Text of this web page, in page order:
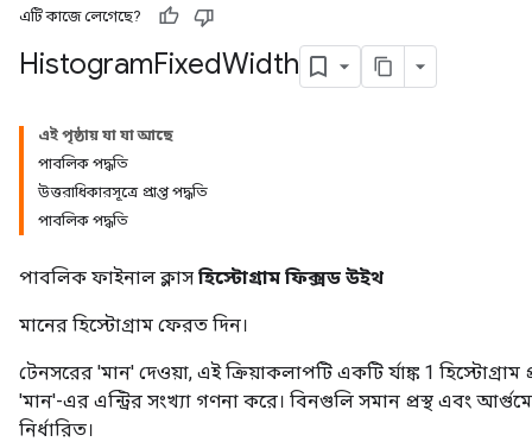
এটি কাজে লেগেছে?
HistogramFixedWidth
এই পৃষ্ঠায় যা যা আছে
পাবলিক পদ্ধতি
উত্তরাধিকারসূত্রে প্রাপ্ত পদ্ধতি
পাবলিক পদ্ধতি
পাবলিক ফাইনাল ক্লাস হিস্টোগ্রাম ফিক্সড উইথ
মানের হিস্টোগ্রাম ফেরত দিন।
টেনসরের 'মান' দেওয়া, এই ক্রিয়াকলাপটি একটি র্যাঙ্ক 1
'মান'-এর এন্ট্রির সংখ্যা গণনা করে। বিনগুলি সমান প্রস্থ এবং
নির্ধারিত।